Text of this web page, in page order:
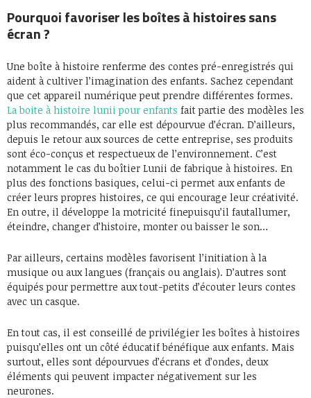
Pourquoi favoriser les boîtes à histoires sans
écran ?
Une boîte à histoire renferme des contes pré-enregistrés qui
aident à cultiver l’imagination des enfants. Sachez cependant
que cet appareil numérique peut prendre différentes formes.
La boite à histoire lunii pour enfants fait partie des modèles les
plus recommandés, car elle est dépourvue d’écran. D’ailleurs,
depuis le retour aux sources de cette entreprise, ses produits
sont éco-conçus et respectueux de l’environnement. C’est
notamment le cas du boîtier Lunii de fabrique à histoires. En
plus des fonctions basiques, celui-ci permet aux enfants de
créer leurs propres histoires, ce qui encourage leur créativité.
En outre, il développe la motricité finepuisqu’il fautallumer,
éteindre, changer d’histoire, monter ou baisser le son…
Par ailleurs, certains modèles favorisent l’initiation à la
musique ou aux langues (français ou anglais). D’autres sont
équipés pour permettre aux tout-petits d’écouter leurs contes
avec un casque.
En tout cas, il est conseillé de privilégier les boîtes à histoires
puisqu’elles ont un côté éducatif bénéfique aux enfants. Mais
surtout, elles sont dépourvues d’écrans et d’ondes, deux
éléments qui peuvent impacter négativement sur les
neurones.